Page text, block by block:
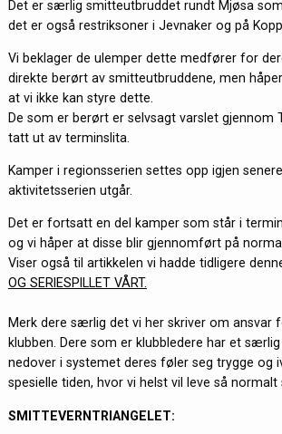
Det er særlig smitteutbruddet rundt Mjøsa
det er også restriksoner i Jevnaker og på
Vi beklager de ulemper dette medfører for
direkte berørt av smitteutbruddene, men
at vi ikke kan styre dette.
De som er berørt er selvsagt varslet gjennom
tatt ut av terminslita.
Kamper i regionsserien settes opp igjen
aktivitetsserien utgår.
Det er fortsatt en del kamper som står i
og vi håper at disse blir gjennomført på
Viser også til artikkelen vi hadde tidligere
OG SERIESPILLET VÅRT.
Merk dere særlig det vi her skriver om ansvar
klubben. Dere som er klubbledere har et
nedover i systemet deres føler seg trygge og
spesielle tiden, hvor vi helst vil leve så normalt
SMITTEVERNTRIANGELET: